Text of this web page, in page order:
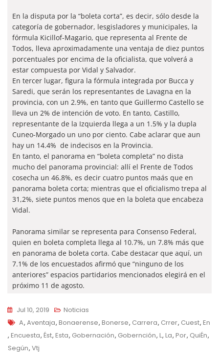
En la disputa por la “boleta corta”, es decir, sólo desde la
categoría de gobernador, lesgisladores y municipales, la
fórmula Kicillof-Magario, que representa al Frente de
Todos, lleva aproximadamente una ventaja de diez puntos
porcentuales por encima de la oficialista, que volverá a
estar compuesta por Vidal y Salvador.
En tercer lugar, figura la fórmula integrada por Bucca y
Saredi, que serán los representantes de Lavagna en la
provincia, con un 2.9%, en tanto que Guillermo Castello se
lleva un 2% de intención de voto. En tanto, Castillo,
representante de la Izquierda llega a un 1.5% y la dupla
Cuneo-Morgado un uno por ciento. Cabe aclarar que aun
hay un 14.4% de indecisos en la Provincia.
En tanto, el panorama en “boleta completa” no dista
mucho del panorama provincial: allí el Frente de Todos
cosecha un 46.8%, es decir cuatro puntos maás que en
panorama boleta corta; mientras que el oficialismo trepa al
31,2%, siete puntos menos que en la boleta que encabeza
Vidal.
Panorama similar se representa para Consenso Federal,
quien en boleta completa llega al 10.7%, un 7.8% más que
en panorama de boleta corta. Cabe destacar que aquí, un
7.1% de los encuestados afirmó que “ninguno de los
anteriores” espacios partidarios mencionados elegirá en el
próximo 11 de agosto.
Jul 10, 2019
Noticias
Tags
A, Aventaja, Bonaerense, Bonerse, Carrera, Crrer, Cuest, En
, Encuesta, Ést, Esta, Gobernación, Gobernción, L, La, Por, QuiÉn,
Según, Vtj